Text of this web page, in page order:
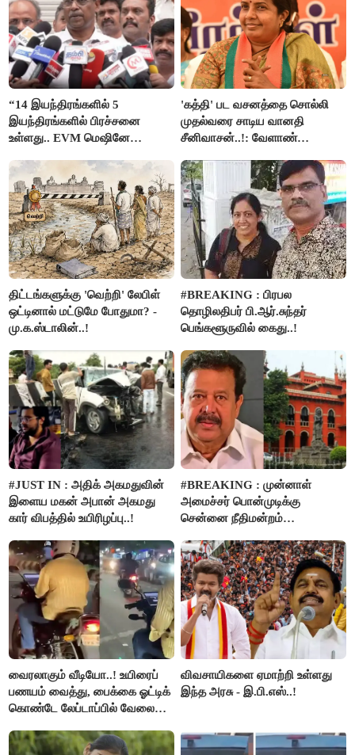
“14 இயந்திரங்களில் 5
இயந்திரங்களில் பிரச்சனை
உள்ளது.. EVM மெஷினே
இளங்கோ
'கத்தி' பட வசனத்தை சொல்லி
முதல்வரை சாடிய வானதி
சீனிவாசன்..!: வேளாண்
எதிர்ப்பு!
திட்டங்களுக்கு 'வெற்றி' லேபிள்
ஒட்டினால் மட்டுமே போதுமா? -
மு.க.ஸ்டாலின்..!
#BREAKING : பிரபல
தொழிலதிபர் பி.ஆர்.சுந்தர்
பெங்களூருவில் கைது..!
#JUST IN : அதிக் அகமதுவின்
இளைய மகன் அபான் அகமது
கார் விபத்தில் உயிரிழப்பு..!
#BREAKING : முன்னாள்
அமைச்சர் பொன்முடிக்கு
சென்னை நீதிமன்றம்
வைரலாகும் வீடியோ..! உயிரைப்
பணயம் வைத்து, பைக்கை ஓட்டிக்
கொண்டே லேப்டாப்பில் வேலை
விவசாயிகளை ஏமாற்றி உள்ளது
இந்த அரசு - இ.பி.எஸ்..!